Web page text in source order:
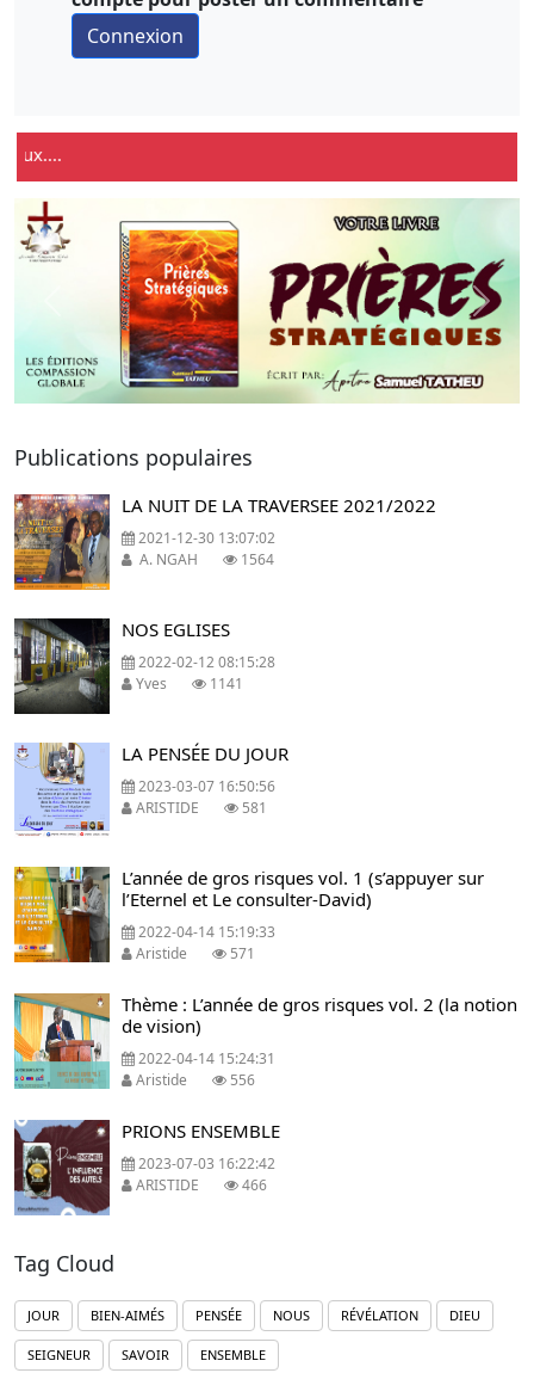
Previous Next
Publications populaires
LA NUIT DE LA TRAVERSEE 2021/2022
2021-12-30 13:07:02
A. NGAH
1564
NOS EGLISES
2022-02-12 08:15:28
Yves
1141
LA PENSÉE DU JOUR
2023-03-07 16:50:56
ARISTIDE
581
L’année de gros risques vol. 1 (s’appuyer sur
l’Eternel et Le consulter-David)
2022-04-14 15:19:33
Aristide
571
Thème : L’année de gros risques vol. 2 (la notion
de vision)
2022-04-14 15:24:31
Aristide
556
PRIONS ENSEMBLE
2023-07-03 16:22:42
ARISTIDE
466
Tag Cloud
JOUR BIEN-AIMÉS PENSÉE NOUS RÉVÉLATION DIEU
SEIGNEUR SAVOIR ENSEMBLE